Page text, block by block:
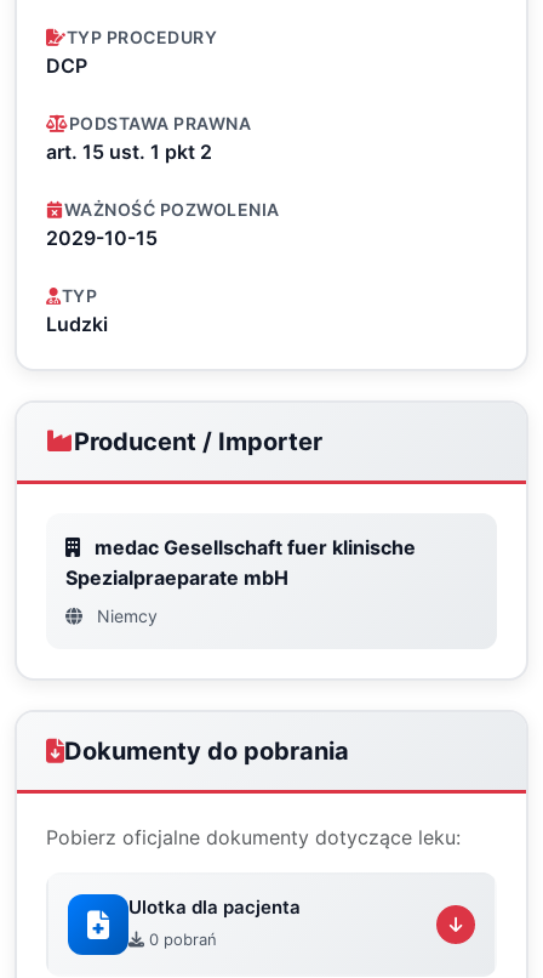
TYP PROCEDURY
DCP
PODSTAWA PRAWNA
art. 15 ust. 1 pkt 2
WAŻNOŚĆ POZWOLENIA
2029-10-15
TYP
Ludzki
Producent / Importer
medac Gesellschaft fuer klinische
Spezialpraeparate mbH
Niemcy
Dokumenty do pobrania
Pobierz oficjalne dokumenty dotyczące leku:
Ulotka dla pacjenta
0 pobrań